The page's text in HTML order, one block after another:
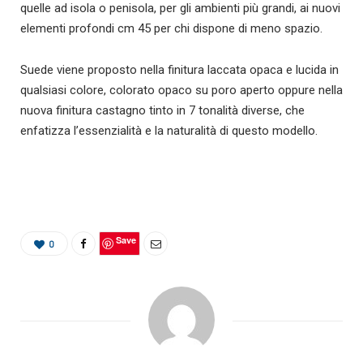
quelle ad isola o penisola, per gli ambienti più grandi, ai nuovi
elementi profondi cm 45 per chi dispone di meno spazio.
Suede viene proposto nella finitura laccata opaca e lucida in
qualsiasi colore, colorato opaco su poro aperto oppure nella
nuova finitura castagno tinto in 7 tonalità diverse, che
enfatizza l’essenzialità e la naturalità di questo modello.
0 Save